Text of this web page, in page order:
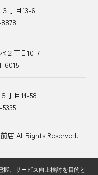
丁目13-6
２丁目10-7
6015
丁目14-58
店 All Rights Reserved.
、サービス向上検討を目的と